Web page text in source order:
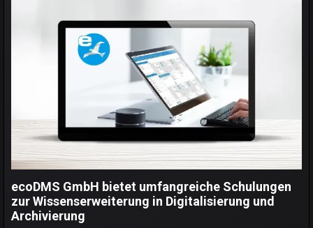
ecoDMS GmbH bietet umfangreiche Schulungen
zur Wissenserweiterung in Digitalisierung und
Archivierung